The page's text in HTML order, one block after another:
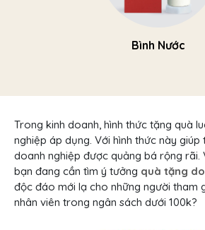
Bình Nước
Trong kinh doanh, hình thức tặng quà
nghiệp áp dụng. Với hình thức này giúp
doanh nghiệp được quảng bá rộng rãi.
bạn đang cần tìm ý tưởng quà tặng
độc đáo mới lạ cho những người tham
nhân viên trong ngân sách dưới 100k?